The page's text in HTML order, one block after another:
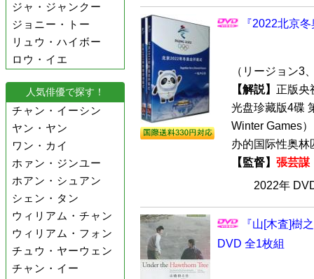
ジャ・ジャンクー
ジョニー・トー
リュウ・ハイボー
ロウ・イエ
人気俳優で探す！
チャン・イーシン
ヤン・ヤン
ワン・カイ
ホァン・ジンユー
ホアン・シュアン
シェン・タン
ウィリアム・チャン
ウィリアム・フォン
チュウ・ヤーウェン
チャン・イー
『2022北京
（リージョン3
【解説】 正版央
光盘珍藏版4碟
Winter Games
办的国际性奥林
【監督】 張芸謀
2022年
『山[木査]樹
DVD 全1枚組